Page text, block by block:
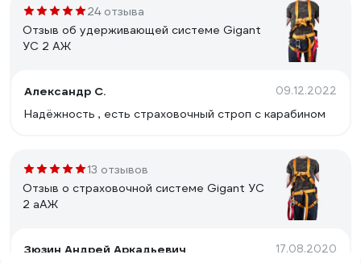
24 отзыва
Отзыв об удерживающей системе Gigant
УС 2 АЖ
Александр С. 09.12.2022
Надёжность , есть страховочный строп с карабином
13 отзывов
Отзыв о страховочной системе Gigant УС
2 аАЖ
Зюзин Андрей Аркадьевич 17.08.2020